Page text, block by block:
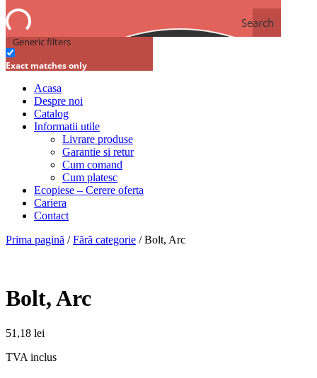
Search
Generic filters
Exact matches only
Acasa
Despre noi
Catalog
Informatii utile
Livrare produse
Garantie si retur
Cum comand
Cum platesc
Ecopiese – Cerere oferta
Cariera
Contact
Prima pagină /Fără categorie / Bolt, Arc
Bolt, Arc
51,18 lei
TVA inclus